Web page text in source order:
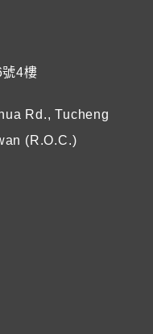
4樓
Rd., Tucheng
(R.O.C.)